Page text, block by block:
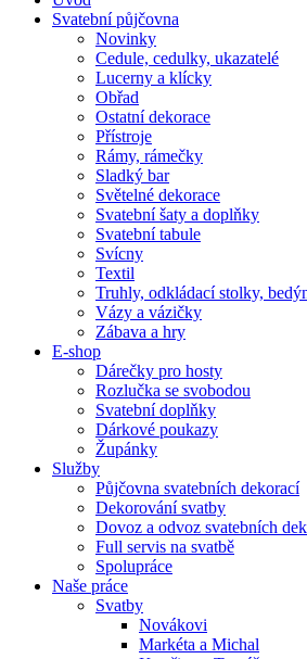
Svatební půjčovna
Novinky
Cedule, cedulky, ukazatelé
Lucerny a klícky
Obřad
Ostatní dekorace
Přístroje
Rámy, rámečky
Sladký bar
Světelné dekorace
Svatební šaty a doplňky
Svatební tabule
Svícny
Textil
Truhly, odkládací stolky,
Vázy a vázičky
Zábava a hry
E-shop
Dárečky pro hosty
Rozlučka se svobodou
Svatební doplňky
Dárkové poukazy
Župánky
Služby
Půjčovna svatebních dekorací
Dekorování svatby
Dovoz a odvoz svatebních
Full servis na svatbě
Spolupráce
Naše práce
Svatby
Novákovi
Markéta a Michal